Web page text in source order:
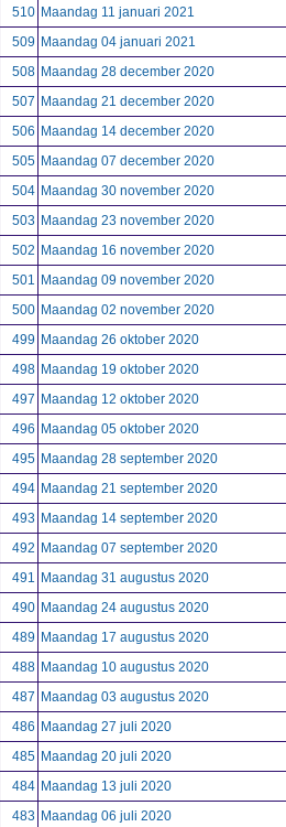
510 Maandag 11 januari 2021
509 Maandag 04 januari 2021
508 Maandag 28 december 2020
507 Maandag 21 december 2020
506 Maandag 14 december 2020
505 Maandag 07 december 2020
504 Maandag 30 november 2020
503 Maandag 23 november 2020
502 Maandag 16 november 2020
501 Maandag 09 november 2020
500 Maandag 02 november 2020
499 Maandag 26 oktober 2020
498 Maandag 19 oktober 2020
497 Maandag 12 oktober 2020
496 Maandag 05 oktober 2020
495 Maandag 28 september 2020
494 Maandag 21 september 2020
493 Maandag 14 september 2020
492 Maandag 07 september 2020
491 Maandag 31 augustus 2020
490 Maandag 24 augustus 2020
489 Maandag 17 augustus 2020
488 Maandag 10 augustus 2020
487 Maandag 03 augustus 2020
486 Maandag 27 juli 2020
485 Maandag 20 juli 2020
484 Maandag 13 juli 2020
483 Maandag 06 juli 2020